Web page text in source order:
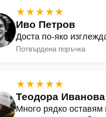
★★★★★
Иво Петров
Доста по-яко
Потвърдена поръчка
★★★★★
Теодора Иванова
Много рядко